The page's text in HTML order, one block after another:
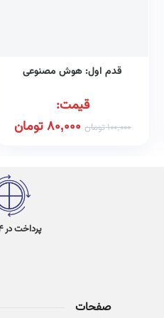
قدم اول: هوش مصنوعی
قیمت:
100,000تومان 80,000تومان
پرداخت در 4 قسط
صفحات